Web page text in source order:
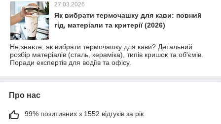
27.03.2026
Як вибрати термочашку для кави: повний
гід, матеріали та критерії (2026)
Не знаєте, як вибрати термочашку для кави? Детальний
розбір матеріалів (сталь, кераміка), типів кришок та об'ємів.
Поради експертів для водіїв та офісу.
Про нас
99% позитивних з 1552 відгуків за рік